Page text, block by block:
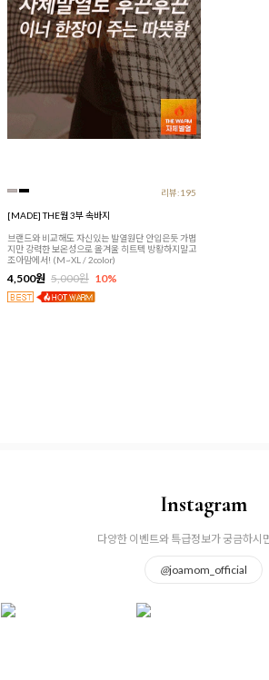
리뷰:195
[MADE] THE웜 3부 속바지
브랜드와 비교해도 자신있는 발열원단 안입은듯 가볍
지만 강력한 보온성으로 올겨울 히트텍 방황하지말고
조아맘에서! (M~XL / 2color)
4,500원 5,000원 10%
Instagram
다양한 이벤트와 특급정보가 궁금하시
@joamom_official